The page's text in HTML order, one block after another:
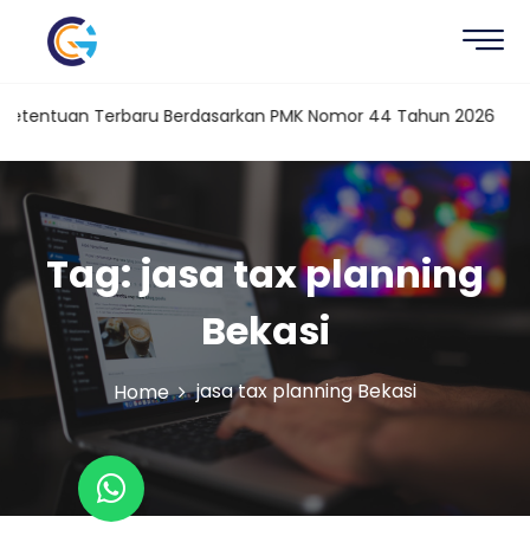
Terbaru Berdasarkan PMK Nomor 44 Tahun 2026
Tag:jasa tax planning
Bekasi
Home jasa tax planning Bekasi